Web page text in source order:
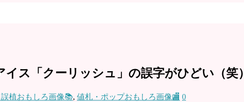
ス「クーリッシュ」の誤字がひどい（笑）
植おもしろ画像📚, 値札・ポップおもしろ画像🏬 0